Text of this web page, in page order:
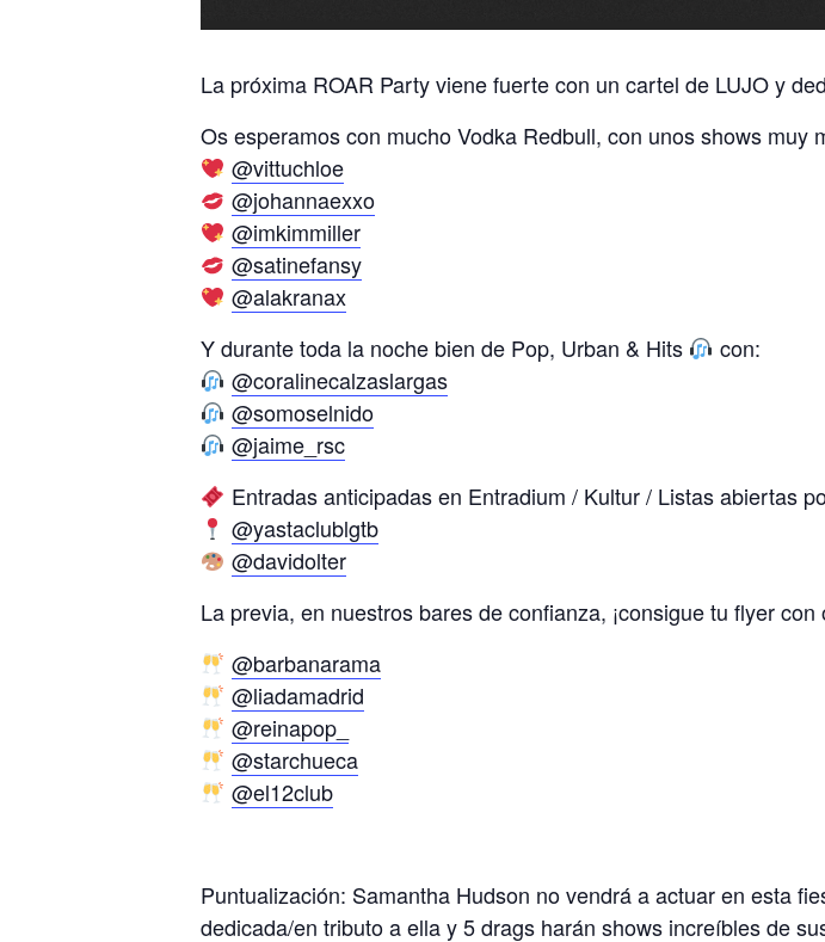
La próxima ROAR Party viene fuerte con un cartel de LUJO y
Os esperamos con mucho Vodka Redbull, con unos shows muy
@vittuchloe
@johannaexxo
@imkimmiller
@satinefansy
@alakranax
Y durante toda la noche bien de Pop, Urban & Hits
con:
@coralinecalzaslargas
@somoselnido
@jaime_rsc
Entradas anticipadas en Entradium / Kultur / Listas abiertas
@yastaclublgtb
@davidolter
La previa, en nuestros bares de confianza, ¡consigue tu flyer
@barbanarama
@liadamadrid
@reinapop_
@starchueca
@el12club
Puntualización: Samantha Hudson no vendrá a actuar en esta
dedicada/en tributo a ella y 5 drags harán shows increíbles de